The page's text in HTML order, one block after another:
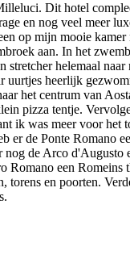
Dit hotel
en nog veel meer
op mijn mooie kamer
aan. In het
stretcher helemaal
uurtjes heerlijk
het centrum van
pizza tentje.
ik was meer voor het
er de Ponte Romano
nog de Arco d'Augusto
Romano een Romeins
torens en poorten.